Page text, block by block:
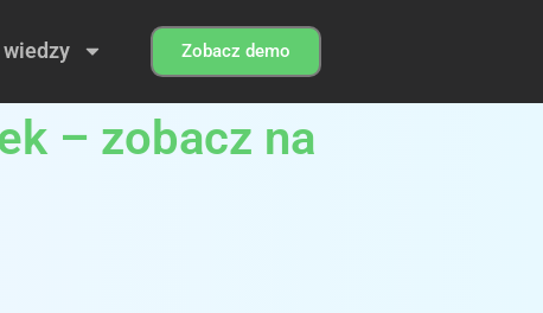
wiedzy Zobacz demo
– zobacz na